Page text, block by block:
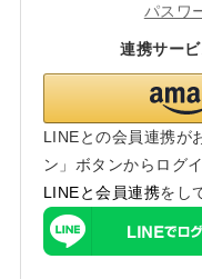
パスワ
連携サー
LINEとの会員連携が
ン」ボタンからログ
LINEと会員連携をし